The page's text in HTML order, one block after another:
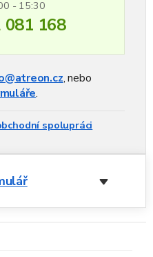
- 15:30
081 168
, nebo
.
spolupráci